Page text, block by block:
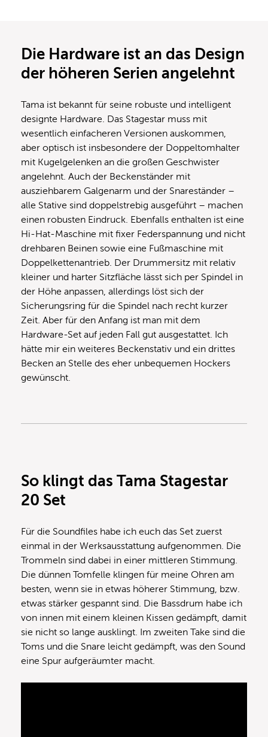
Die Hardware ist an das Design
der höheren Serien angelehnt
Tama ist bekannt für seine robuste und intelligent
designte Hardware. Das Stagestar muss mit
wesentlich einfacheren Versionen auskommen,
aber optisch ist insbesondere der Doppeltomhalter
mit Kugelgelenken an die großen Geschwister
angelehnt. Auch der Beckenständer mit
ausziehbarem Galgenarm und der Snareständer –
alle Stative sind doppelstrebig ausgeführt – machen
einen robusten Eindruck. Ebenfalls enthalten ist eine
Hi-Hat-Maschine mit fixer Federspannung und nicht
drehbaren Beinen sowie eine Fußmaschine mit
Doppelkettenantrieb. Der Drummersitz mit relativ
kleiner und harter Sitzfläche lässt sich per Spindel in
der Höhe anpassen, allerdings löst sich der
Sicherungsring für die Spindel nach recht kurzer
Zeit. Aber für den Anfang ist man mit dem
Hardware-Set auf jeden Fall gut ausgestattet. Ich
hätte mir ein weiteres Beckenstativ und ein drittes
Becken an Stelle des eher unbequemen Hockers
gewünscht.
So klingt das Tama Stagestar
20 Set
Für die Soundfiles habe ich euch das Set zuerst
einmal in der Werksausstattung aufgenommen. Die
Trommeln sind dabei in einer mittleren Stimmung.
Die dünnen Tomfelle klingen für meine Ohren am
besten, wenn sie in etwas höherer Stimmung, bzw.
etwas stärker gespannt sind. Die Bassdrum habe ich
von innen mit einem kleinen Kissen gedämpft, damit
sie nicht so lange ausklingt. Im zweiten Take sind die
Toms und die Snare leicht gedämpft, was den Sound
eine Spur aufgeräumter macht.